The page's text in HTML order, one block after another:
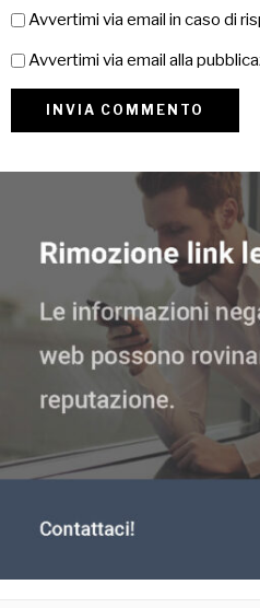
Avvertimi via email in caso di
Avvertimi via email alla